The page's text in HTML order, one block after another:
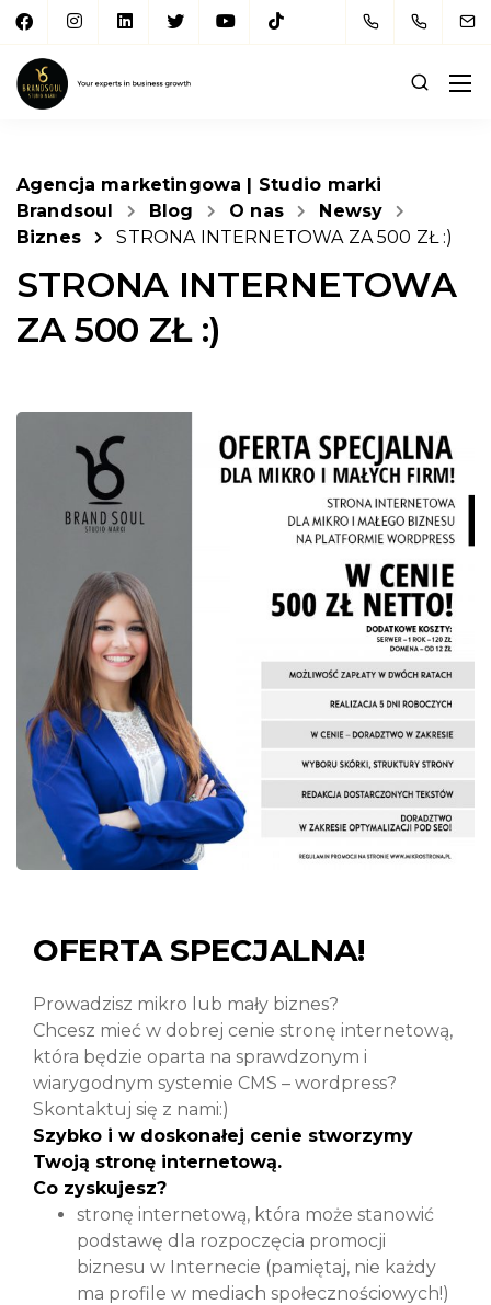
Agencja marketingowa | Studio marki
Brandsoul
Blog O nas
Newsy
Biznes
STRONA INTERNETOWA ZA 500 ZŁ :)
STRONA INTERNETOWA
ZA 500 ZŁ :)
OFERTA SPECJALNA!
Prowadzisz mikro lub mały biznes?
Chcesz mieć w dobrej cenie stronę internetową,
która będzie oparta na sprawdzonym i
wiarygodnym systemie CMS – wordpress?
Skontaktuj się z nami:)
Szybko i w doskonałej cenie stworzymy
Twoją stronę internetową.
Co zyskujesz?
stronę internetową, która może stanowić
podstawę dla rozpoczęcia promocji
biznesu w Internecie (pamiętaj, nie każdy
ma profile w mediach społecznościowych!)